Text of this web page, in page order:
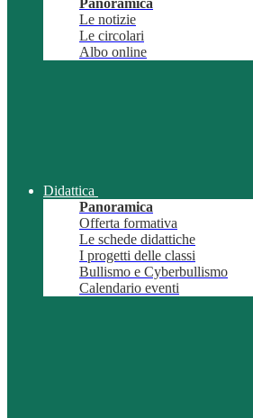
Panoramica
Le notizie
Le circolari
Albo online
Didattica
Panoramica
Offerta formativa
Le schede didattiche
I progetti delle classi
Bullismo e Cyberbullismo
Calendario eventi